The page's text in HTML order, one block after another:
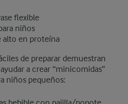
flexible
niños
alto en proteína
de preparar demuestran
a crear “minicomidas”
niños pequeños: